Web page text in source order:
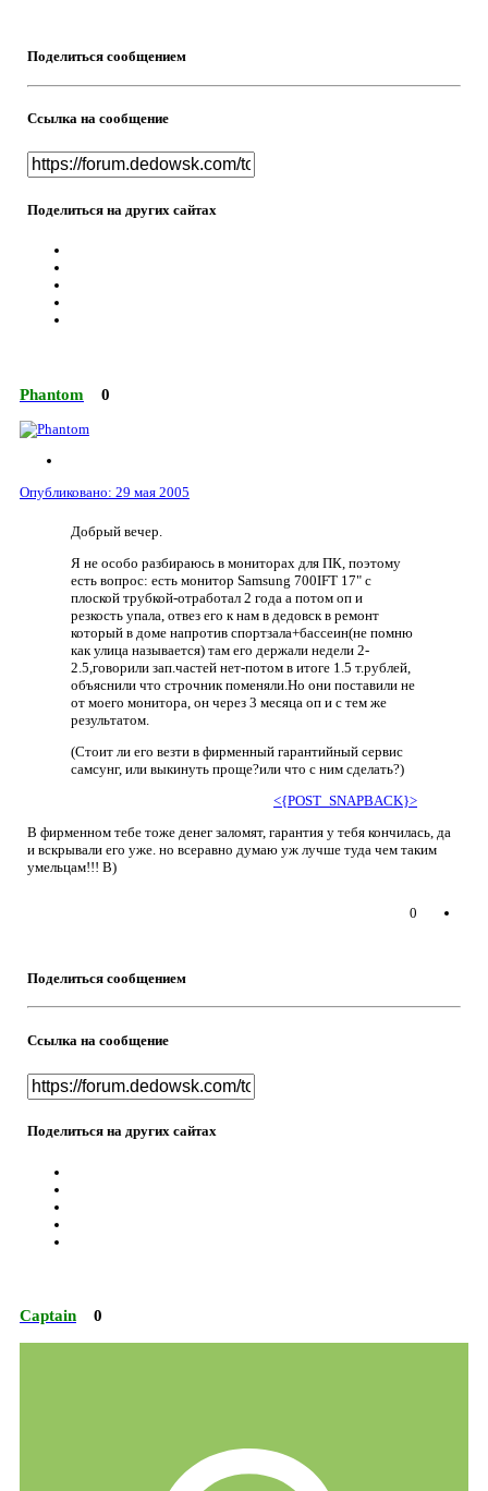
Поделиться сообщением
Ссылка на сообщение
Поделиться на других сайтах
Phantom 0
Опубликовано: 29 мая 2005
Добрый вечер.
Я не особо разбираюсь в мониторах для ПК, поэтому
есть вопрос: есть монитор Samsung 700IFT 17" с
плоской трубкой-отработал 2 года а потом оп и
резкость упала, отвез его к нам в дедовск в ремонт
который в доме напротив спортзала+бассеин(не помню
как улица называется) там его держали недели 2-
2.5,говорили зап.частей нет-потом в итоге 1.5 т.рублей,
объяснили что строчник поменяли.Но они поставили не
от моего монитора, он через 3 месяца оп и с тем же
результатом.
(Стоит ли его везти в фирменный гарантийный сервис
самсунг, или выкинуть проще?или что с ним сделать?)
<{POST_SNAPBACK}>
В фирменном тебе тоже денег заломят, гарантия у тебя кончилась, да
и вскрывали его уже. но всеравно думаю уж лучше туда чем таким
умельцам!!! B)
0
Поделиться сообщением
Ссылка на сообщение
Поделиться на других сайтах
Captain 0